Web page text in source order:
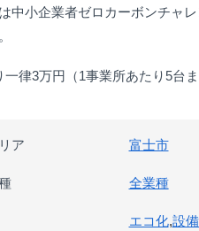
中小企業者ゼロカーボンチャ
一律3万円（1事業所あたり5台ま
ア 富士市
全業種
エコ化,設